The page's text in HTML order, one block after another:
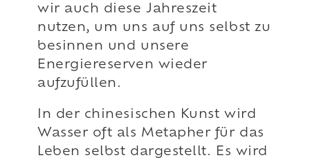
wir auch diese Jahreszeit
nutzen, um uns auf uns selbst zu
besinnen und unsere
Energiereserven wieder
aufzufüllen.
In der chinesischen Kunst wird
Wasser oft als Metapher für das
Leben selbst dargestellt. Es wird